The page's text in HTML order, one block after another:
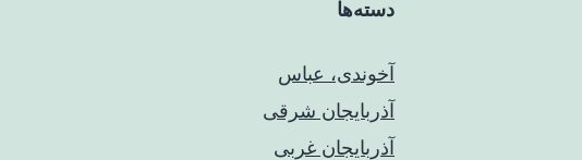
دسته‌ها
آخوندی، عباس
آذربایجان شرقی
آذربایجان غربی